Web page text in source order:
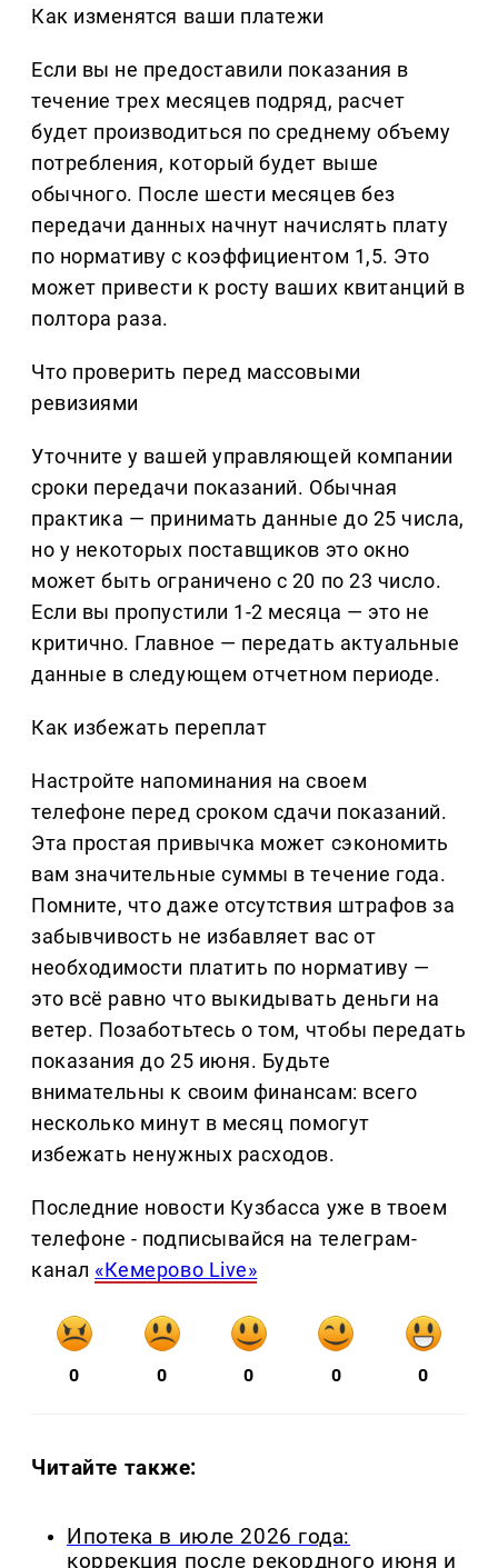
Как изменятся ваши платежи
Если вы не предоставили показания в
течение трех месяцев подряд, расчет
будет производиться по среднему объему
потребления, который будет выше
обычного. После шести месяцев без
передачи данных начнут начислять плату
по нормативу с коэффициентом 1,5. Это
может привести к росту ваших квитанций в
полтора раза.
Что проверить перед массовыми
ревизиями
Уточните у вашей управляющей компании
сроки передачи показаний. Обычная
практика — принимать данные до 25 числа,
но у некоторых поставщиков это окно
может быть ограничено с 20 по 23 число.
Если вы пропустили 1-2 месяца — это не
критично. Главное — передать актуальные
данные в следующем отчетном периоде.
Как избежать переплат
Настройте напоминания на своем
телефоне перед сроком сдачи показаний.
Эта простая привычка может сэкономить
вам значительные суммы в течение года.
Помните, что даже отсутствия штрафов за
забывчивость не избавляет вас от
необходимости платить по нормативу —
это всё равно что выкидывать деньги на
ветер. Позаботьтесь о том, чтобы передать
показания до 25 июня. Будьте
внимательны к своим финансам: всего
несколько минут в месяц помогут
избежать ненужных расходов.
Последние новости Кузбасса уже в твоем
телефоне - подписывайся на телеграм-
канал «Кемерово Live»
0 0 0 0 0
Читайте также:
Ипотека в июле 2026 года:
коррекция после рекордного июня и